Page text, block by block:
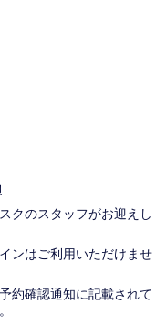
クのスタッフがお迎えし
ンはご利用いただけませ
約確認通知に記載されて